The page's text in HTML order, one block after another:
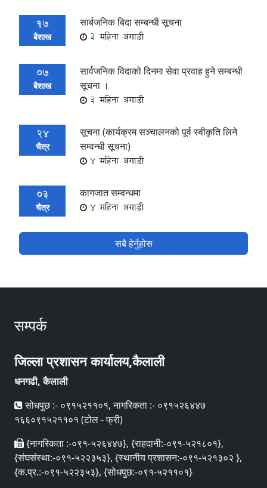
17
बैशाख
सार्बजनिक बिदा सम्बन्धी सूचना
3 महिना अगाडी
07
बैशाख
सार्वजनिक विदाको दिनमा सेवा प्रवाह हुने सम्बन्धी
सूचना ।
3 महिना अगाडी
24
चैत्र
सूचना (कार्यक्रम सञ्चालनको पूर्व स्वीकृति लिने
सम्वन्धी सूचना)
4 महिना अगाडी
03
चैत्र
कागजात सम्वन्धमा
4 महिना अगाडी
सबै हेर्नुहोस
सम्पर्क
जिल्ला प्रशासन कार्यालय,कैलाली
धनगढी, कैलाली
सोधपुछ :- ०९१५२११०१, नागरिकता :- ०९१५२६४४७
१६६०९१५२११०१ (टोल - फ्री)
{नागरिकता :-०९१-५२६४४७}, {राहदानी:-०९१-५२१८०१},
{संघसंस्था:-०९१-५२२३५३}, {स्थानीय प्रशासन:-०९१-५२१३०२ },
{क.प्र.:-०९१-५२२३५३}, {सोधपुछ:-०९१-५२११०१}